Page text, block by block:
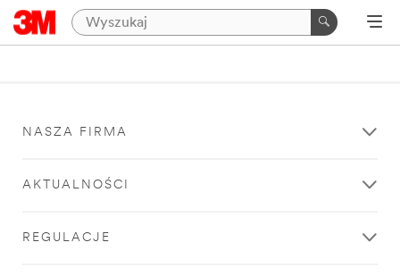
NASZA FIRMA
AKTUALNOŚCI
REGULACJE